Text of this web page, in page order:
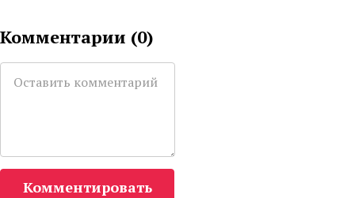
Комментарии (0)
Комментировать